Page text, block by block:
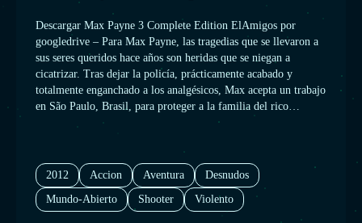
Descargar Max Payne 3 Complete Edition ElAmigos por
googledrive – Para Max Payne, las tragedias que se llevaron a
sus seres queridos hace años son heridas que se niegan a
cicatrizar. Tras dejar la policía, prácticamente acabado y
totalmente enganchado a los analgésicos, Max acepta un trabajo
en São Paulo, Brasil, para proteger a la familia del rico
magnate inmobiliario Rodrigo Branco, en un esfuerzo para
tras perder el control de la situación, Max Payne se encuentra
solo en las calles de una ciudad desconocida, buscando la
verdad desesperadamente y luchando por encontrar una salida.
2012 Accion Aventura
Desnudos
Mundo-Abierto
Shooter Violento